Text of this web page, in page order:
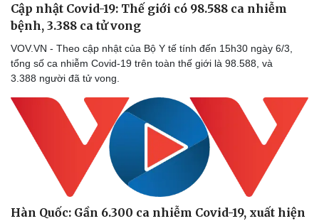
Cập nhật Covid-19: Thế giới có 98.588 ca nhiễm
bệnh, 3.388 ca tử vong
VOV.VN - Theo cập nhật của Bộ Y tế tính đến 15h30 ngày 6/3,
tổng số ca nhiễm Covid-19 trên toàn thế giới là 98.588, và
3.388 người đã tử vong.
Hàn Quốc: Gần 6.300 ca nhiễm Covid-19, xuất hiện